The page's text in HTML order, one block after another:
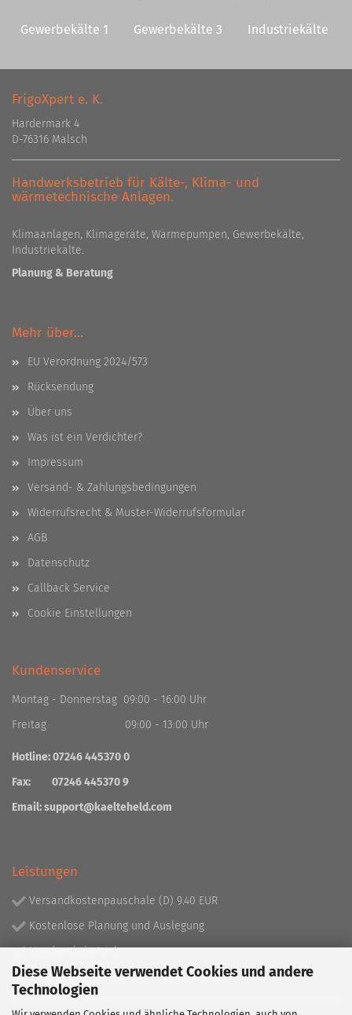
Diese Webseite verwendet Cookies und andere
Technologien
Gewerbekälte 1 Gewerbekälte 3 Industriekälte
FrigoXpert e. K.
Hardermark 4
D-76316 Malsch
Handwerksbetrieb für Kälte-, Klima- und
wärmetechnische Anlagen.
Klimaanlagen, Klimageräte, Wärmepumpen, Gewerbekälte,
Industriekälte.
Planung & Beratung
Mehr über...
EU Verordnung 2024/573
Rücksendung
Über uns
Was ist ein Verdichter?
Impressum
Versand- & Zahlungsbedingungen
Widerrufsrecht & Muster-Widerrufsformular
AGB
Datenschutz
Callback Service
Cookie Einstellungen
Kundenservice
Montag - Donnerstag 09:00 - 16:00 Uhr
Freitag 09:00 - 13:00 Uhr
Hotline: 07246 445370 0
Fax: 07246 445370 9
Email:support@kaelteheld.com
Leistungen
Versandkostenpauschale (D) 9.40 EUR
Kostenlose Planung und Auslegung
Handwerksbetrieb
Lieferprogramm mit über 130.000 Artikeln!